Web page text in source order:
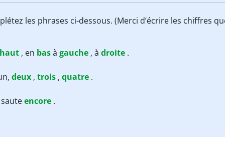
les phrases ci-dessous. (Merci d’écrire les chiffres
haut , en basà gauche , à droite .
deux , trois , quatre .
encore .